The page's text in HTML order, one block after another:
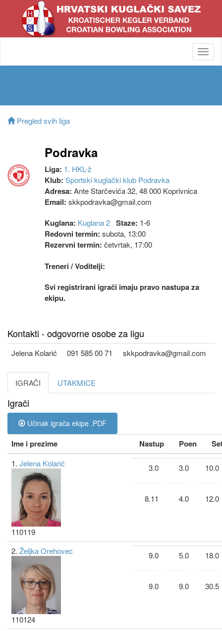
Pregled svih liga
Podravka
Liga: 1. HKL-ž
Klub: Sportski kuglački klub Podravka
Adresa: Ante Starčevića 32, 48 000 Koprivnica
Email: skkpodravka@gmail.com
Kuglana: Kuglana 2 Staze: 1-6
Redovni termin: subota, 13:00
Rezervni termin: četvrtak, 17:00
Treneri / Voditelji:
Svi registrirani igrači imaju pravo nastupa za
ekipu.
Kontakti - odgovorne osobe za ligu
Jelena Kolarić 091 585 00 71 skkpodravka@gmail.com
IGRAČI UTAKMICE
Igrači
Učinak igrača ekipe .PDF
Ime i prezime Nastup Poen
1. Jelena Kolarić
110119
3.0
8.11
3.0
4.0
10.0
12.0
2. Željka Orehovec
110124
9.0
9.0
5.0
9.0
18.0
30.5